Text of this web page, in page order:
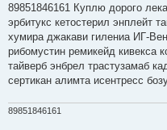
о
щ
е
и
е
89851846161 Куплю дорого
эрбитукс кетостерил энплейт
хумира джакави гилениа ИГ-
рибомустин ремикейд кивекса
тайверб энбрел трастузамаб
сертикан алимта исентресс
89851846161